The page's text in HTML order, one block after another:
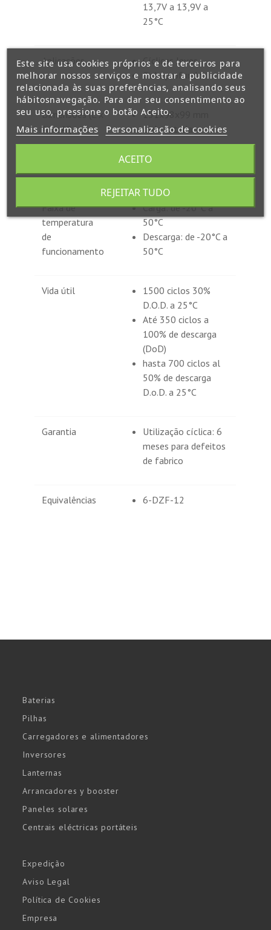
13,7V a 13,9V a
25°C
Aplicações
Cíclicas leves
Ciclo profundo
Dimensões (L x
An x Al)
151x98x99 mm
cada bateria
Faixa de
temperatura
de
funcionamento
Carga: de -20°C a
50°C
Descarga: de -20°C a
50°C
Vida útil
1500 ciclos 30%
D.O.D. a 25°C
Até 350 ciclos a
100% de descarga
(DoD)
hasta 700 ciclos al
50% de descarga
D.o.D. a 25°C
Garantia
Utilização cíclica: 6
meses para defeitos
de fabrico
Equivalências 6-DZF-12
Baterias
Pilhas
Carregadores e alimentadores
Inversores
Lanternas
Arrancadores y booster
Paneles solares
Centrais eléctricas portáteis
Expedição
Aviso Legal
Política de Cookies
Empresa
Este site usa cookies próprios e de terceiros para
melhorar nossos serviços e mostrar a publicidade
relacionada às suas preferências, analisando seus
hábitosnavegação. Para dar seu consentimento ao
seu uso, pressione o botão Aceito.
Mais informações Personalização de cookies
REJEITAR TUDO
ACEITO